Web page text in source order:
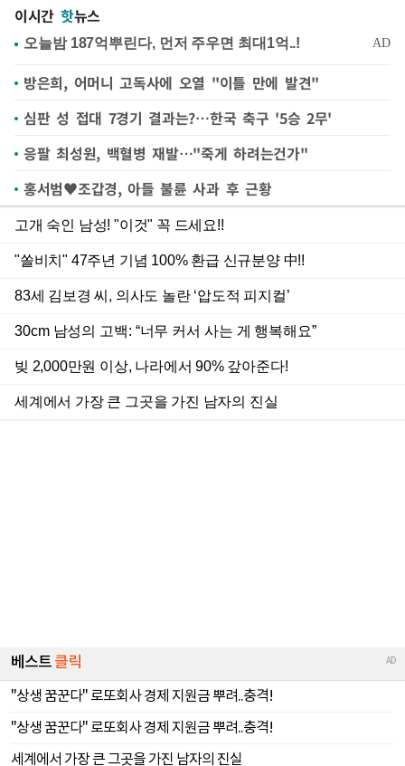
이시간 핫뉴스
방은희, 어머니 고독사에 오열 "이틀 만에 발견"
심판 성 접대 7경기 결과는?…한국 축구 '5승 2무'
응팔 최성원, 백혈병 재발…"죽게 하려는건가"
홍서범♥조갑경, 아들 불륜 사과 후 근황